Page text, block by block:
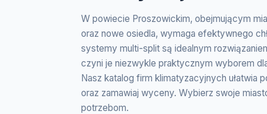
W powiecie Proszowickim, obejmującym
oraz nowe osiedla, wymaga efektywnego
systemy multi-split są idealnym
czyni je niezwykle praktycznym wyborem
Nasz katalog firm klimatyzacyjnych
oraz zamawiaj wyceny. Wybierz swoje
potrzebom.